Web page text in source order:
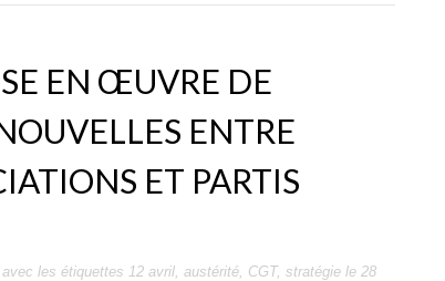
EN ŒUVRE DE
ENTRE
ET PARTIS
avec les étiquettes 12 avril, austérité, CGT, stratégie le 28